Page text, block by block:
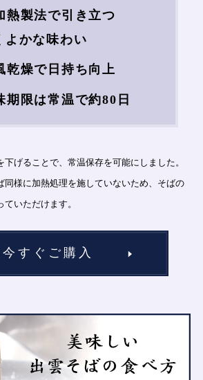
熱製法で引き立つ
よかな味わい
乾燥で日持ち向上
期限は常温で約80日
げることで、常温保存を可能にしました。
同様に加熱処理を施していないため、そばの
いただけます。
今すぐご購入